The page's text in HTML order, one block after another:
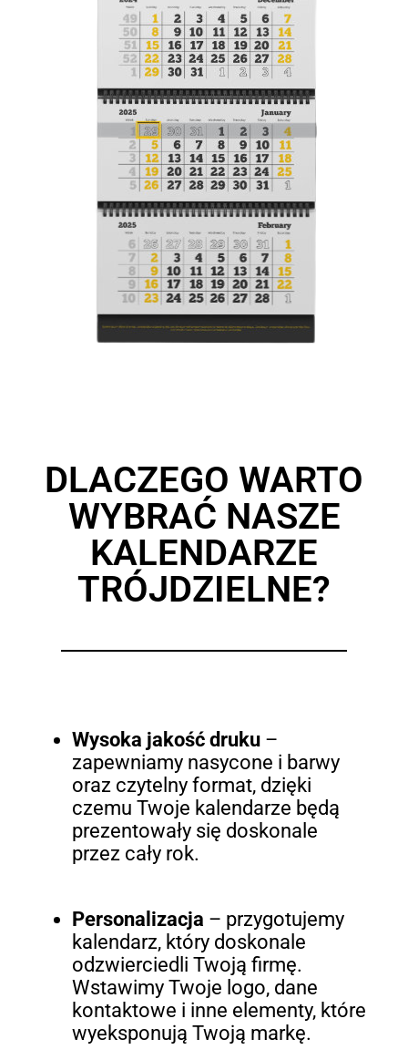
DLACZEGO WARTO
WYBRAĆ NASZE
KALENDARZE
TRÓJDZIELNE?
Wysoka jakość druku–
zapewniamy nasycone i barwy
oraz czytelny format, dzięki
czemu Twoje kalendarze będą
prezentowały się doskonale
przez cały rok.
Personalizacja – przygotujemy
kalendarz, który doskonale
odzwierciedli Twoją firmę.
Wstawimy Twoje logo, dane
kontaktowe i inne elementy, które
wyeksponują Twoją markę.